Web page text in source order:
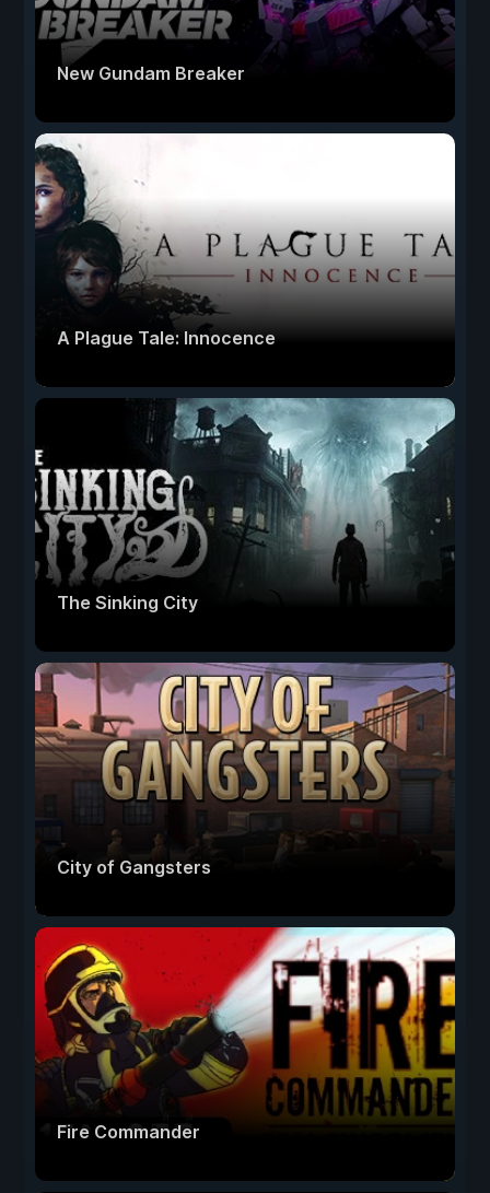
New Gundam Breaker
A Plague Tale: Innocence
The Sinking City
City of Gangsters
Fire Commander